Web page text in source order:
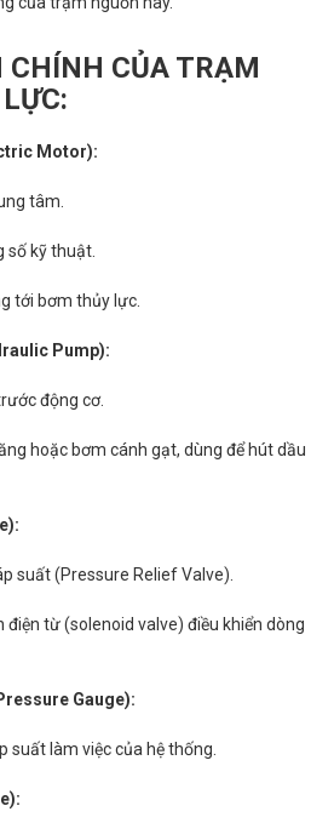
CHÍNH CỦA TRẠM
Motor):
tâm.
số kỹ thuật.
tới bơm thủy lực.
Pump):
động cơ.
hoặc bơm cánh gạt, dùng để hút dầu
suất (Pressure Relief Valve).
điện từ (solenoid valve) điều khiển dòng
Gauge):
suất làm việc của hệ thống.